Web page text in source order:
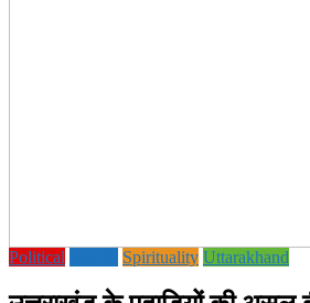
Political Spirituality Uttarakhand